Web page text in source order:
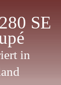
SE
in